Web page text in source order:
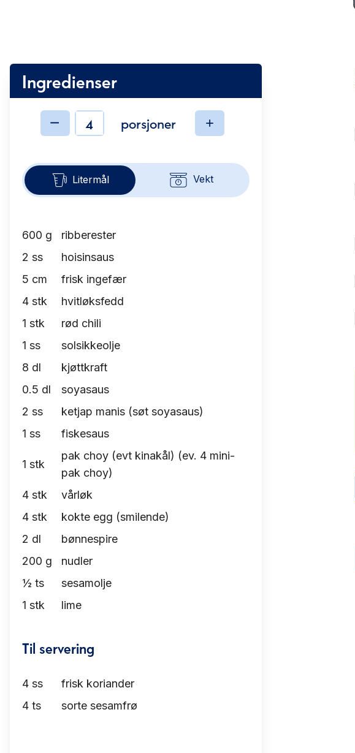
Ingredienser
Ingredienserporsjoner
Litermål Vekt
600 g
ribberester
2 ss
hoisinsaus
5 cm
frisk ingefær
4 stk
hvitløksfedd
1 stk
rød chili
1 ss
solsikkeolje
8 dl
kjøttkraft
0.5 dl
soyasaus
2 ss
ketjap manis (søt soyasaus)
1 ss fiskesaus
1 stk
pak choy (evt kinakål) (ev. 4 mini-
pak choy)
4 stk
vårløk
4 stk
kokte egg (smilende)
2 dl
bønnespire
200 g
nudler
½ ts
sesamolje
1 stk lime
Til servering
4 ss
frisk koriander
4 ts sorte sesamfrø